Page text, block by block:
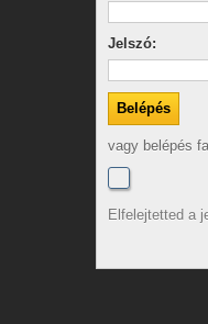
Jelszó:
vagy belépés
Elfelejtetted a